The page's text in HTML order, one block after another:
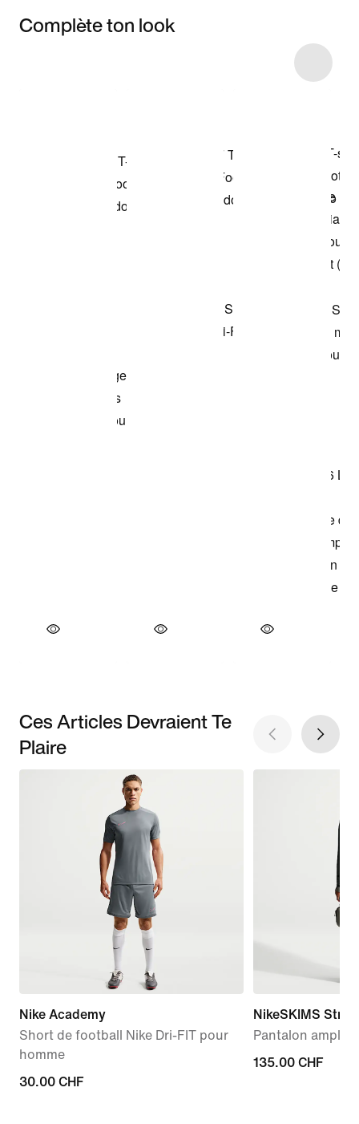
Complète ton look
Ces Articles Devraient Te
Plaire
Nike Academy
Short de football Nike Dri-FIT pour
homme
30.00 CHF
30.00 CHF
NikeSKIMS
Pantalon ample
135.00 CHF
135.00 CHF